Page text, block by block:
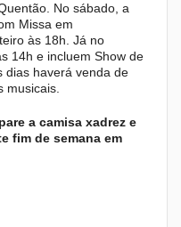
No sábado, a
Missa em
às 18h. Já no
14h e incluem Show de
dias haverá venda de
musicais.
a camisa xadrez e
fim de semana em